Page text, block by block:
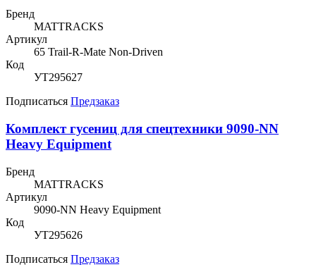
Бренд
MATTRACKS
Артикул
65 Trail-R-Mate Non-Driven
Код
УТ295627
Подписаться Предзаказ
Комплект гусениц для спецтехники 9090-NN
Heavy Equipment
Бренд
MATTRACKS
Артикул
9090-NN Heavy Equipment
Код
УТ295626
Подписаться Предзаказ